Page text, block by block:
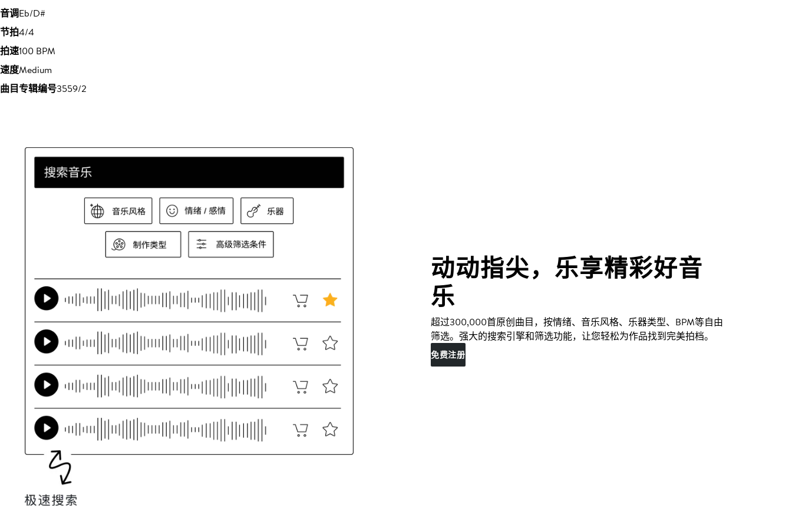
音调Eb/D#
节拍4/4
拍速100 BPM
速度Medium
曲目专辑编号3559/2
动动指尖，乐享精彩好音
乐
超过300,000首原创曲目，按情绪、音乐风格、乐器类型、BPM等自由
筛选。强大的搜索引擎和筛选功能，让您轻松为作品找到完美拍档。
免费注册